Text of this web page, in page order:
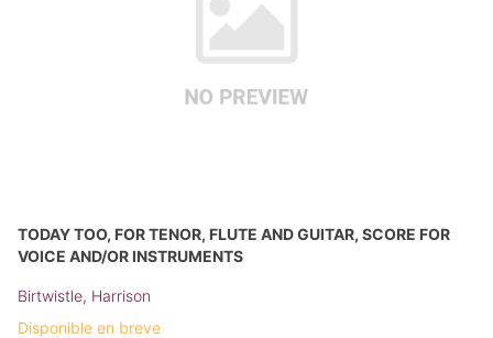
TODAY TOO, FOR TENOR, FLUTE AND GUITAR, SCORE FOR
VOICE AND/OR INSTRUMENTS
Birtwistle, Harrison
Disponible en breve